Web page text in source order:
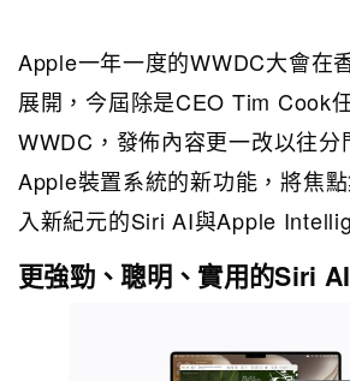
Apple一年一度的WWDC大會在
展開，今屆除是CEO Tim Cook
WWDC，發佈內容更一改以往分
Apple裝置系統的新功能，將焦
入新紀元的Siri AI與Apple
更強勁、聰明、實用的Siri AI